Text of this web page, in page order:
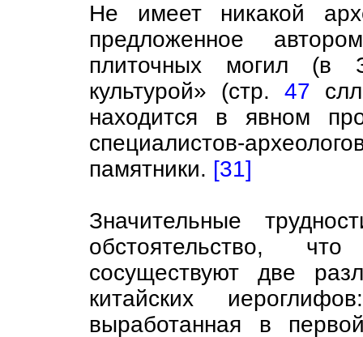
Не имеет никакой
предложенное
плиточных могил (в
культурой» (стр. 47
находится в явном
специалистов-
памятники. [31]
Значительные
обстоятельство,
сосуществуют две
китайских
выработанная в